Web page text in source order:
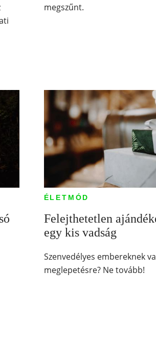
megszűnt.
ÉLETMÓD
Felejthetetlen
egy kis vadság
Szenvedélyes embereknek
meglepetésre? Ne tovább!